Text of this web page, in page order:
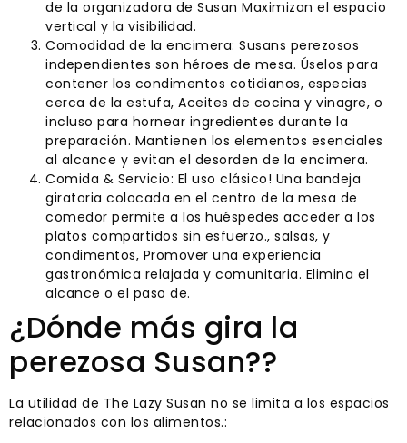
de la organizadora de Susan Maximizan el espacio
vertical y la visibilidad.
Comodidad de la encimera: Susans perezosos
independientes son héroes de mesa. Úselos para
contener los condimentos cotidianos, especias
cerca de la estufa, Aceites de cocina y vinagre, o
incluso para hornear ingredientes durante la
preparación. Mantienen los elementos esenciales
al alcance y evitan el desorden de la encimera.
Comida & Servicio: El uso clásico! Una bandeja
giratoria colocada en el centro de la mesa de
comedor permite a los huéspedes acceder a los
platos compartidos sin esfuerzo., salsas, y
condimentos, Promover una experiencia
gastronómica relajada y comunitaria. Elimina el
alcance o el paso de.
¿Dónde más gira la
perezosa Susan??
La utilidad de The Lazy Susan no se limita a los espacios
relacionados con los alimentos.: